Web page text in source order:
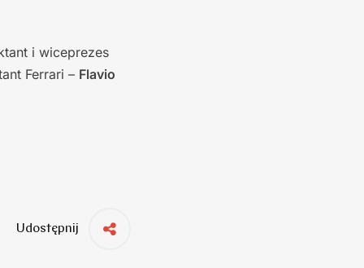
i wiceprezes
Ferrari – Flavio
Udostępnij